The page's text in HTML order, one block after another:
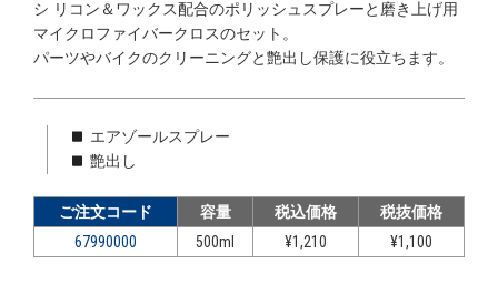
シ リコン＆ワックス配合のポリッシュスプレーと磨き上げ用
マイクロファイバークロスのセット。
パーツやバイクのクリーニングと艶出し保護に役立ちます。
エアゾールスプレー
艶出し
ご注文コード 容量 税込価格
税抜価格
67990000
500ml ¥1,210 ¥1,100